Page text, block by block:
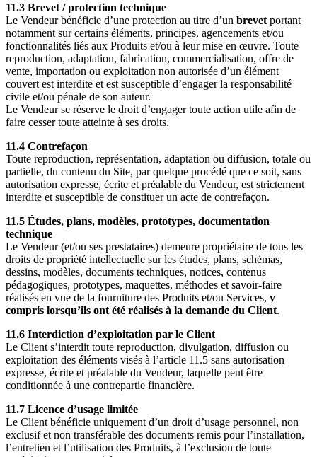
11.3 Brevet / protection technique
Le Vendeur bénéficie d’une protection au titre d’un brevet portant
notamment sur certains éléments, principes, agencements et/ou
fonctionnalités liés aux Produits et/ou à leur mise en œuvre. Toute
reproduction, adaptation, fabrication, commercialisation, offre de
vente, importation ou exploitation non autorisée d’un élément
couvert est interdite et est susceptible d’engager la responsabilité
civile et/ou pénale de son auteur.
Le Vendeur se réserve le droit d’engager toute action utile afin de
faire cesser toute atteinte à ses droits.
11.4 Contrefaçon
Toute reproduction, représentation, adaptation ou diffusion, totale ou
partielle, du contenu du Site, par quelque procédé que ce soit, sans
autorisation expresse, écrite et préalable du Vendeur, est strictement
interdite et susceptible de constituer un acte de contrefaçon.
11.5 Études, plans, modèles, prototypes, documentation
technique
Le Vendeur (et/ou ses prestataires) demeure propriétaire de tous les
droits de propriété intellectuelle sur les études, plans, schémas,
dessins, modèles, documents techniques, notices, contenus
pédagogiques, prototypes, maquettes, méthodes et savoir-faire
réalisés en vue de la fourniture des Produits et/ou Services, y
compris lorsqu’ils ont été réalisés à la demande du Client.
11.6 Interdiction d’exploitation par le Client
Le Client s’interdit toute reproduction, divulgation, diffusion ou
exploitation des éléments visés à l’article 11.5 sans autorisation
expresse, écrite et préalable du Vendeur, laquelle peut être
conditionnée à une contrepartie financière.
11.7 Licence d’usage limitée
Le Client bénéficie uniquement d’un droit d’usage personnel, non
exclusif et non transférable des documents remis pour l’installation,
l’entretien et l’utilisation des Produits, à l’exclusion de toute